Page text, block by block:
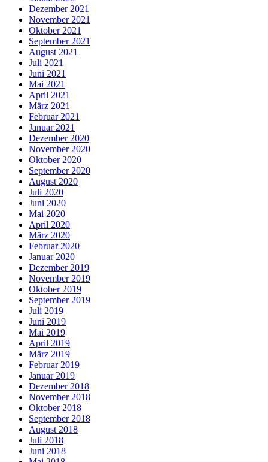
Dezember 2021
November 2021
Oktober 2021
September 2021
August 2021
Juli 2021
Juni 2021
Mai 2021
April 2021
März 2021
Februar 2021
Januar 2021
Dezember 2020
November 2020
Oktober 2020
September 2020
August 2020
Juli 2020
Juni 2020
Mai 2020
April 2020
März 2020
Februar 2020
Januar 2020
Dezember 2019
November 2019
Oktober 2019
September 2019
Juli 2019
Juni 2019
Mai 2019
April 2019
März 2019
Februar 2019
Januar 2019
Dezember 2018
November 2018
Oktober 2018
September 2018
August 2018
Juli 2018
Juni 2018